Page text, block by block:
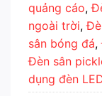
quảng cáo,
ngoài trời,
sân bóng đá,
Đèn sân
dụng đèn